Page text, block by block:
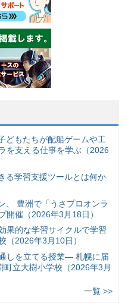
どもたちが配船ゲームや工
を支える仕事を学ぶ（2026
る学習支援ツールとは何か
、 豊洲で「うさプロオンラ
開催（2026年3月18日）
果的な学習サイクルで学習
（2026年3月10日）
しを立てる授業— 札幌に届
町立大樹小学校（2026年3月
一覧 >>